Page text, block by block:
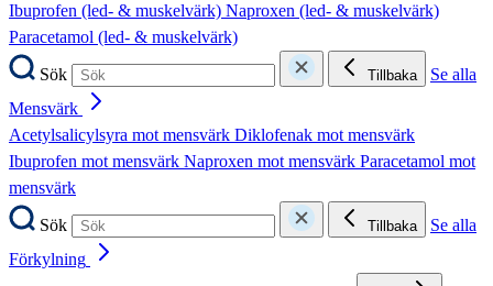
Ibuprofen (led- & muskelvärk) Naproxen (led- & muskelvärk)
Paracetamol (led- & muskelvärk)
Sök
Tillbaka
Se alla
Mensvärk
Acetylsalicylsyra mot mensvärk Diklofenak mot mensvärk
Ibuprofen mot mensvärk Naproxen mot mensvärk Paracetamol mot
mensvärk
Sök
Tillbaka
Se alla
Förkylning